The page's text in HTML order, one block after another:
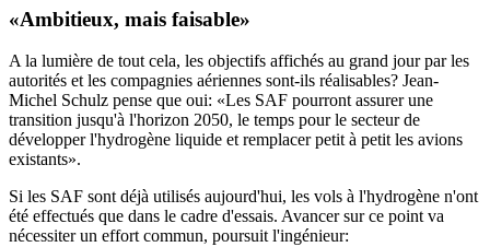
«Ambitieux, mais faisable»
A la lumière de tout cela, les objectifs affichés au grand jour par les
autorités et les compagnies aériennes sont-ils réalisables? Jean-
Michel Schulz pense que oui: «Les SAF pourront assurer une
transition jusqu'à l'horizon 2050, le temps pour le secteur de
développer l'hydrogène liquide et remplacer petit à petit les avions
existants».
Si les SAF sont déjà utilisés aujourd'hui, les vols à l'hydrogène n'ont
été effectués que dans le cadre d'essais. Avancer sur ce point va
nécessiter un effort commun, poursuit l'ingénieur: